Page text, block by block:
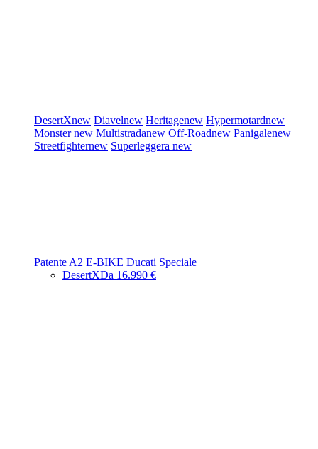
DesertXnew Diavelnew Heritagenew Hypermotardnew
Monsternew Multistradanew Off-Roadnew Panigalenew
Streetfighternew Superleggera new
Patente A2 E-BIKE Ducati Speciale
DesertXDa 16.990 €